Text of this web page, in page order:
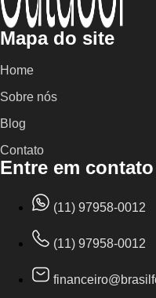
Mapa do site
Home
Sobre nós
Blog
Contato
Entre em contato
(11) 97958-0012
(11) 97958-0012